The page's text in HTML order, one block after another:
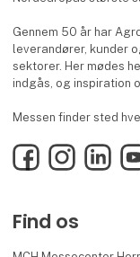
Gennem 50 år har
leverandører, kunder
sektorer. Her mødes
indgås, og inspiration
Messen finder sted
FacebookInstagramLinkedIn
Find os